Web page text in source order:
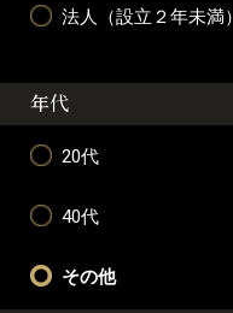
法人（設立２年未満）
年代
20代
40代
その他